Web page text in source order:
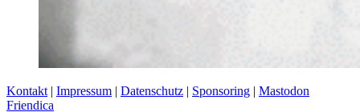
Kontakt | Impressum | Datenschutz | Sponsoring | Mastodon
Friendica